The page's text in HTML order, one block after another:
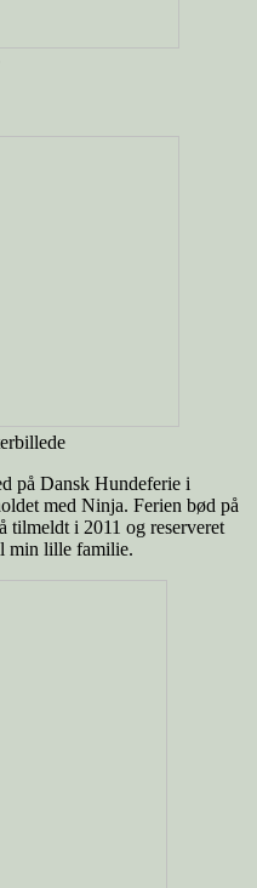
på Dansk Hundeferie i
med Ninja. Ferien bød på
tilmeldt i 2011 og reserveret
min lille familie.